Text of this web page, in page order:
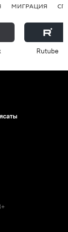
МИГРАЦИЯ
Rutube